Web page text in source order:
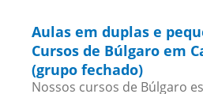
Aulas em duplas e
Cursos de Búlgaro em
(grupo fechado)
Nossos cursos de Búlgaro